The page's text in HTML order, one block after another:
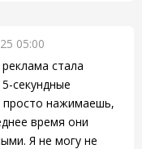
05:00
стала
секундные
нажимаешь,
время они
Я не могу не